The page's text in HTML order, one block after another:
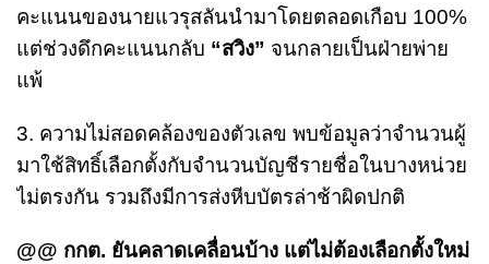
คะแนนของนายแวรุสลันนำมาโดยตลอดเกือบ 100%
แต่ช่วงดึกคะแนนกลับ “สวิง” จนกลายเป็นฝ่ายพ่าย
แพ้
3. ความไม่สอดคล้องของตัวเลข พบข้อมูลว่าจำนวนผู้
มาใช้สิทธิ์เลือกตั้งกับจำนวนบัญชีรายชื่อในบางหน่วย
ไม่ตรงกัน รวมถึงมีการส่งหีบบัตรล่าช้าผิดปกติ
@@ กกต. ยันคลาดเคลื่อนบ้าง แต่ไม่ต้องเลือกตั้งใหม่